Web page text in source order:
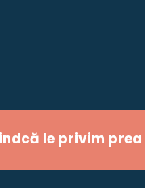
le privim prea